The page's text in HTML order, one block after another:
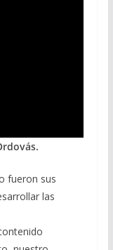
fueron sus
las